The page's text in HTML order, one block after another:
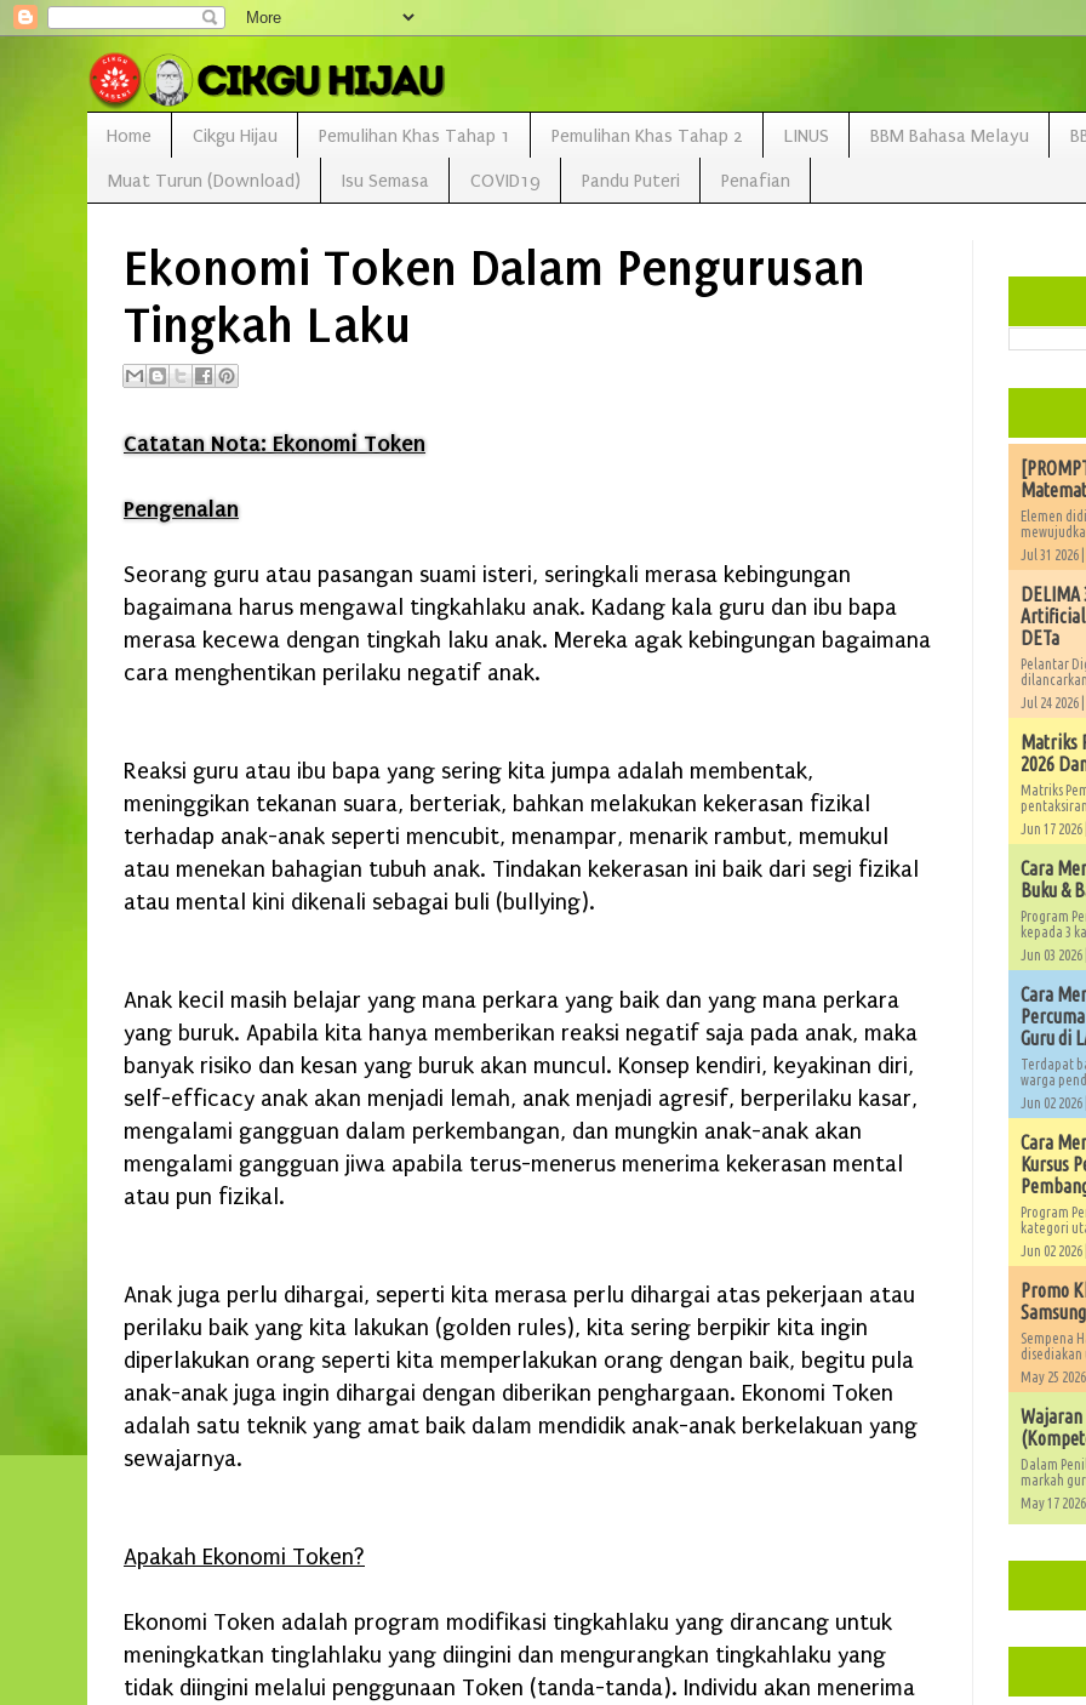
Home Cikgu Hijau Pemulihan Khas Tahap 1 Pemulihan Khas Tahap 2 LINUS BBM Bahasa Melayu
Muat Turun (Download) Isu Semasa COVID19 Pandu Puteri Penafian
Ekonomi Token Dalam Pengurusan
Tingkah Laku
Catatan Nota: Ekonomi Token
Pengenalan
Seorang guru atau pasangan suami isteri, seringkali merasa kebingungan
bagaimana harus mengawal tingkahlaku anak. Kadang kala guru dan ibu bapa
merasa kecewa dengan tingkah laku anak. Mereka agak kebingungan bagaimana
cara menghentikan perilaku negatif anak.
Reaksi guru atau ibu bapa yang sering kita jumpa adalah membentak,
meninggikan tekanan suara, berteriak, bahkan melakukan kekerasan fizikal
terhadap anak-anak seperti mencubit, menampar, menarik rambut, memukul
atau menekan bahagian tubuh anak. Tindakan kekerasan ini baik dari segi fizikal
atau mental kini dikenali sebagai buli (bullying).
Anak kecil masih belajar yang mana perkara yang baik dan yang mana perkara
yang buruk. Apabila kita hanya memberikan reaksi negatif saja pada anak, maka
banyak risiko dan kesan yang buruk akan muncul. Konsep kendiri, keyakinan diri,
self-efficacy anak akan menjadi lemah, anak menjadi agresif, berperilaku kasar,
mengalami gangguan dalam perkembangan, dan mungkin anak-anak akan
mengalami gangguan jiwa apabila terus-menerus menerima kekerasan mental
atau pun fizikal.
Anak juga perlu dihargai, seperti kita merasa perlu dihargai atas pekerjaan atau
perilaku baik yang kita lakukan (golden rules), kita sering berpikir kita ingin
diperlakukan orang seperti kita memperlakukan orang dengan baik, begitu pula
anak-anak juga ingin dihargai dengan diberikan penghargaan. Ekonomi Token
adalah satu teknik yang amat baik dalam mendidik anak-anak berkelakuan yang
sewajarnya.
Apakah Ekonomi Token?
Ekonomi Token adalah program modifikasi tingkahlaku yang dirancang untuk
meningkatkan tinglahlaku yang diingini dan mengurangkan tingkahlaku yang
tidak diingini melalui penggunaan Token (tanda-tanda). Individu akan menerima
Elemen
Jul 31 2026 |
Artificial
DETa
Pelantar
dilancarkan
Jul 24 2026 |
Matriks
2026
Matriks
Jun 17 2026 |
Cara
Buku &
Program
kepada 3
Jun 03 2026 |
Cara
Guru di
Terdapat
warga
Jun 02 2026 |
Cara
Kursus
Program
kategori
Jun 02 2026 |
Promo
Sempena
disediakan
May 25 2026 |
Wajaran
Dalam
markah
May 17 2026 |